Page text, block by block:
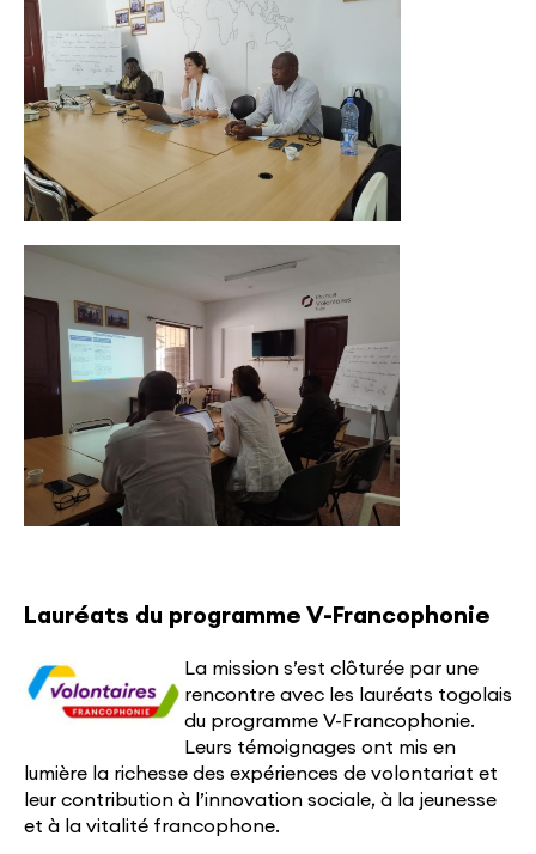
Lauréats du programme V-Francophonie
La mission s’est clôturée par une
rencontre avec les lauréats togolais
du programme V-Francophonie.
Leurs témoignages ont mis en
lumière la richesse des expériences de volontariat et
leur contribution à l’innovation sociale, à la jeunesse
et à la vitalité francophone.